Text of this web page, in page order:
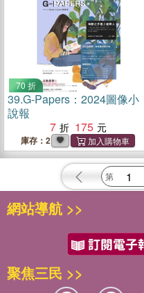
70 折
39.G-Papers：2024圖像小
說報
7
175
庫存：2
網站導航 >>
聚焦三民 >>